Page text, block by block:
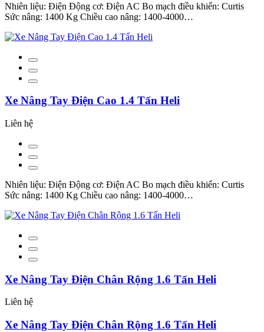
Nhiên liệu: Điện Động cơ: Điện AC Bo mạch điều khiển: Curtis
Sức nâng: 1400 Kg Chiều cao nâng: 1400-4000…
Xe Nâng Tay Điện Cao 1.4 Tấn Heli
Liên hệ
Nhiên liệu: Điện Động cơ: Điện AC Bo mạch điều khiển: Curtis
Sức nâng: 1400 Kg Chiều cao nâng: 1400-4000…
Xe Nâng Tay Điện Chân Rộng 1.6 Tấn Heli
Liên hệ
Xe Nâng Tay Điện Chân Rộng 1.6 Tấn Heli